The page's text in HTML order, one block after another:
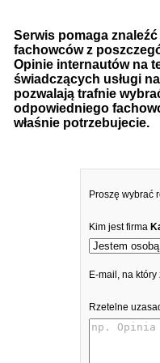
Serwis pomaga
fachowców z
Opinie internautów na
świadczących usługi
pozwalają trafnie
odpowiedniego
właśnie potrzebujecie.
Proszę wybrać
Kim jest firma
E-mail, na
Rzetelne